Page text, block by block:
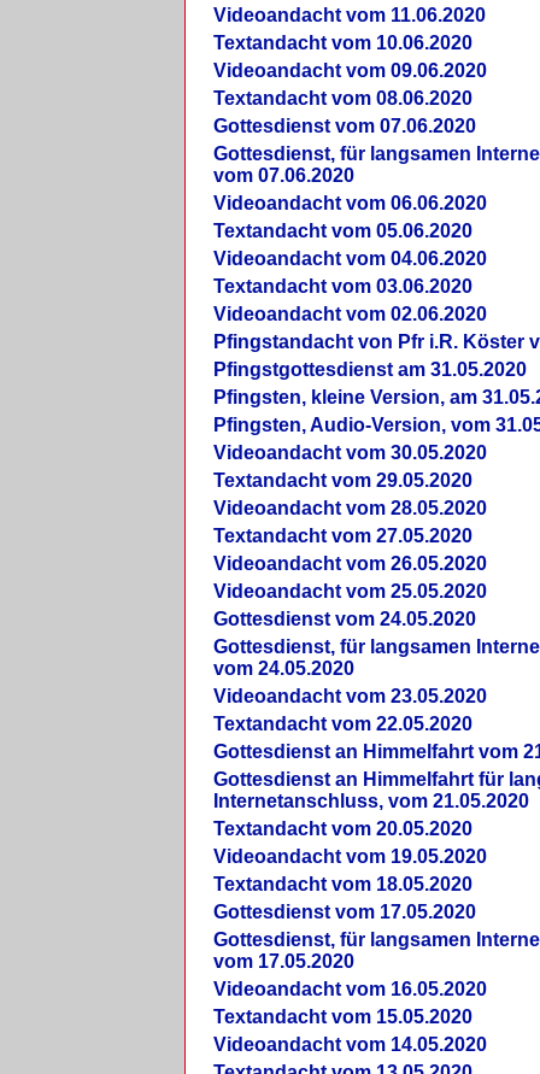
Videoandacht vom 11.06.2020
Textandacht vom 10.06.2020
Videoandacht vom 09.06.2020
Textandacht vom 08.06.2020
Gottesdienst vom 07.06.2020
Gottesdienst, für langsamen
vom 07.06.2020
Videoandacht vom 06.06.2020
Textandacht vom 05.06.2020
Videoandacht vom 04.06.2020
Textandacht vom 03.06.2020
Videoandacht vom 02.06.2020
Pfingstandacht von Pfr i.R. Köster
Pfingstgottesdienst am 31.05.2020
Pfingsten, kleine Version, am
Pfingsten, Audio-Version, vom
Videoandacht vom 30.05.2020
Textandacht vom 29.05.2020
Videoandacht vom 28.05.2020
Textandacht vom 27.05.2020
Videoandacht vom 26.05.2020
Videoandacht vom 25.05.2020
Gottesdienst vom 24.05.2020
Gottesdienst, für langsamen
vom 24.05.2020
Videoandacht vom 23.05.2020
Textandacht vom 22.05.2020
Gottesdienst an Himmelfahrt vom
Gottesdienst an Himmelfahrt für
Internetanschluss, vom 21.05.2020
Textandacht vom 20.05.2020
Videoandacht vom 19.05.2020
Textandacht vom 18.05.2020
Gottesdienst vom 17.05.2020
Gottesdienst, für langsamen
vom 17.05.2020
Videoandacht vom 16.05.2020
Textandacht vom 15.05.2020
Videoandacht vom 14.05.2020